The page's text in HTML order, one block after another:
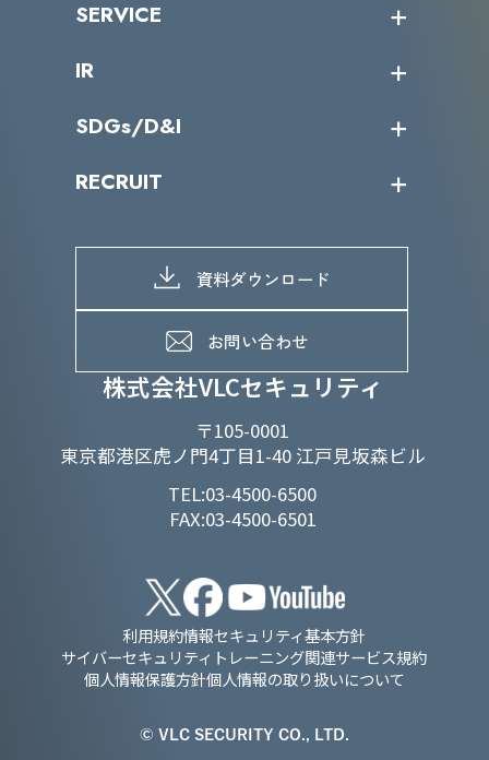
株式会社VLCセキュリティ
〒105-0001
東京都港区虎ノ門4丁目1-40 江戸見坂森ビル
TEL:03-4500-6500
FAX:03-4500-6501
ミッション／ビジョン
パートナー企業一覧
サイバーニュース
SERVICE
カテゴリー別サービス一覧
IR
IRカレンダー
IRライブラリー
よくあるご質問
SDGs/D&I
当グループのマテリアリティ
SDGs推進体制
D&Iの取り組み
RECRUIT
募集職種一覧
メッセージ
メンバーインタビュー
資料ダウンロード
お問い合わせ
利用規約情報セキュリティ基本方針
サイバーセキュリティトレーニング関連サービス規約
個人情報保護方針個人情報の取り扱いについて
© VLC SECURITY CO., LTD.